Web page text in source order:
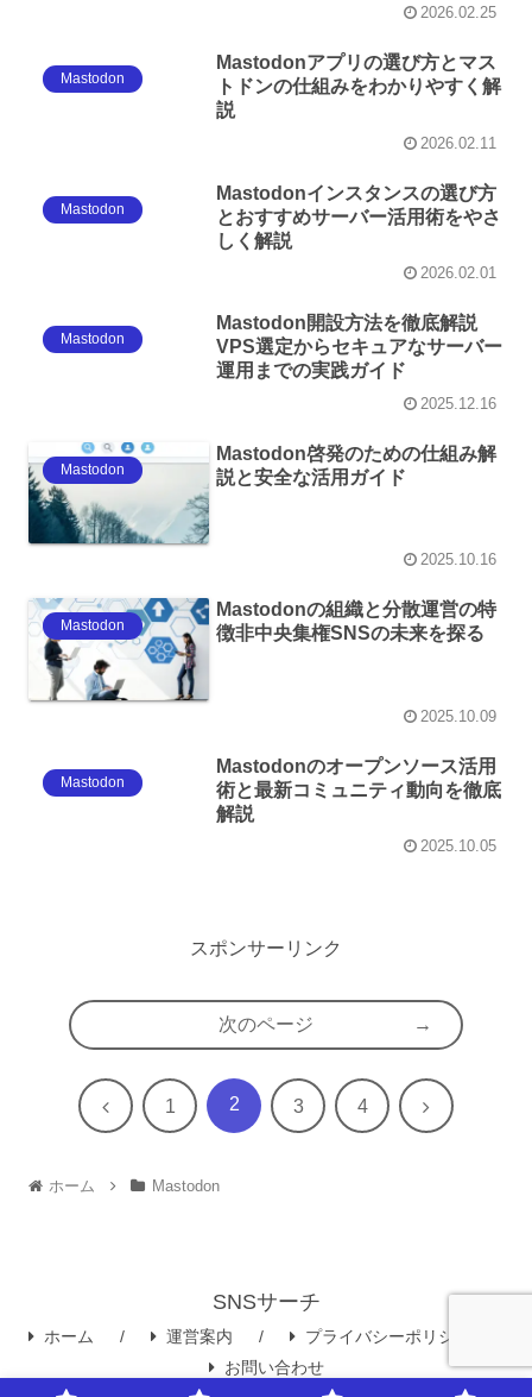
2026.02.25
Mastodon
Mastodonアプリの選び方とマス
トドンの仕組みをわかりやすく解
説
2026.02.11
Mastodon
Mastodonインスタンスの選び方
とおすすめサーバー活用術をやさ
しく解説
2026.02.01
Mastodon
Mastodon開設方法を徹底解説
VPS選定からセキュアなサーバー
運用までの実践ガイド
2025.12.16
Mastodon
Mastodon啓発のための仕組み解
説と安全な活用ガイド
2025.10.16
Mastodon
Mastodonの組織と分散運営の特
徴非中央集権SNSの未来を探る
2025.10.09
Mastodon
Mastodonのオープンソース活用
術と最新コミュニティ動向を徹底
解説
2025.10.05
スポンサーリンク
次のページ
前 1 2 3 4 次
ホーム Mastodon
SNSサーチ
ホーム 運営案内
プライバシーポリシー
お問い合わせ